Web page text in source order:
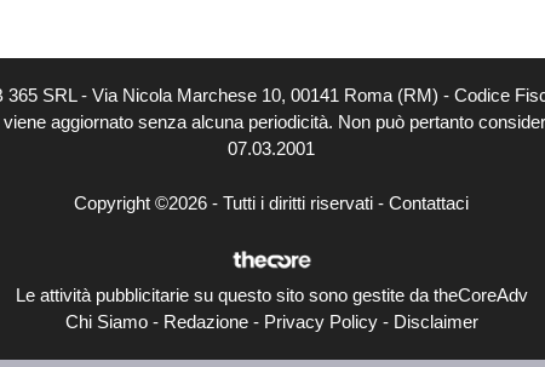
365 SRL - Via Nicola Marchese 10, 00141 Roma (RM) - Codice
aggiornato senza alcuna periodicità. Non può pertanto
07.03.2001
Copyright ©2026 - Tutti i diritti riservati - Contattaci
Le attività pubblicitarie su questo sito sono gestite da theCoreAdv
Chi Siamo- Redazione- Privacy Policy- Disclaimer